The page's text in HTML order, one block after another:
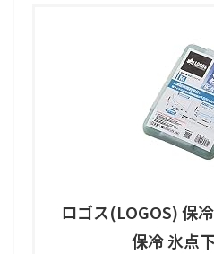
ロゴス(LOGOS) 保
保冷 氷点